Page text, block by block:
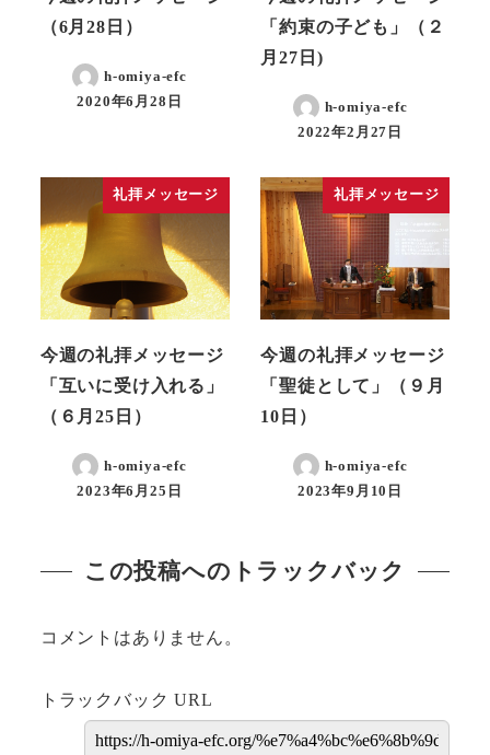
（6月28日）
h-omiya-efc
2020年6月28日
「約束の子ども」（２
月27日)
h-omiya-efc
2022年2月27日
礼拝メッセージ
今週の礼拝メッセージ
「互いに受け入れる」
（６月25日）
h-omiya-efc
2023年6月25日
礼拝メッセージ
今週の礼拝メッセージ
「聖徒として」（９月
10日）
h-omiya-efc
2023年9月10日
この投稿へのトラックバック
コメントはありません。
トラックバック URL